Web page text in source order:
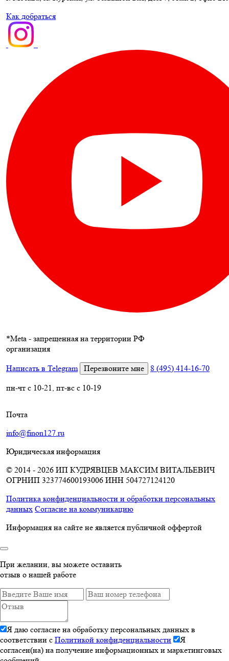
Как добраться
*Meta - запрещенная на территории РФ
организация
Написать в Telegram
Перезвоните мне
8 (495) 414-16-70
пн-чт с 10-21, пт-вс с 10-19
Почта
info@finon127.ru
Юридическая информация
© 2014 - 2026 ИП КУДРЯВЦЕВ МАКСИМ ВИТАЛЬЕВИЧ
ОГРНИП 323774600193006 ИНН 504727124120
Политика конфиденциальности и обработки персональных
данных Согласие на коммуникацию
Информация на сайте не является публичной оффертой
При желании, вы можете оставить
отзыв о нашей работе
Я даю согласие на обработку персональных данных в
соответствии с Политикой конфиденциальности
Я
согласен(на) на получение информационных и маркетинговых